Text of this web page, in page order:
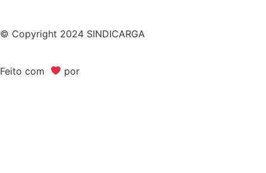
© Copyright 2024 SINDICARGA
Feito com por